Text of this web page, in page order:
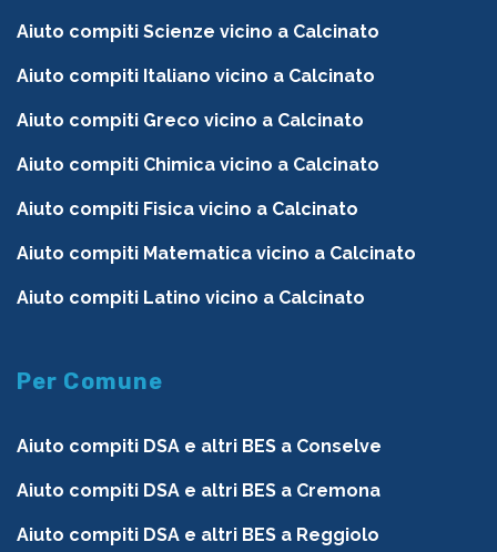
Aiuto compiti Scienze vicino a Calcinato
Aiuto compiti Italiano vicino a Calcinato
Aiuto compiti Greco vicino a Calcinato
Aiuto compiti Chimica vicino a Calcinato
Aiuto compiti Fisica vicino a Calcinato
Aiuto compiti Matematica vicino a Calcinato
Aiuto compiti Latino vicino a Calcinato
Per Comune
Aiuto compiti DSA e altri BES a Conselve
Aiuto compiti DSA e altri BES a Cremona
Aiuto compiti DSA e altri BES a Reggiolo